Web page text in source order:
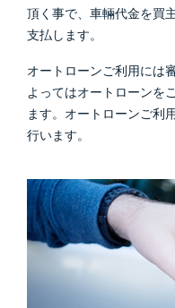
頂く事で、車輛代金を買
支払します。
オートローンご利用には
よってはオートローンを
ます。オートローンご利
行います。